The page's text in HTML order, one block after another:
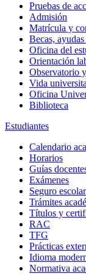
Pruebas de
Admisión
Matrícula y
Becas,
Oficina del
Orientación
Observatorio
Vida
Oficina
Biblioteca
Estudiantes
Calendario
Horarios
Guías
Exámenes
Seguro escolar
Trámites
Títulos y
RAC
TFG
Prácticas
Idioma
Normativa